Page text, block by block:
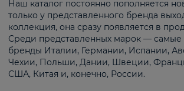
Наш каталог постоянно пополняется
только у представленного бренда
коллекция, она сразу появляется в
Среди представленных марок — самые
бренды Италии, Германии, Испании,
Чехии, Польши, Дании, Швеции,
США, Китая и, конечно, России.